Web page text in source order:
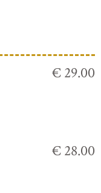
€ 29.00
€ 28.00